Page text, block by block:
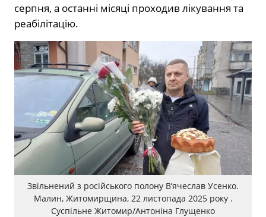
серпня, а останні місяці проходив лікування та
реабілітацію.
Звільнений з російського полону В’ячеслав Усенко.
Малин, Житомирщина, 22 листопада 2025 року .
Суспільне Житомир/Антоніна Глущенко